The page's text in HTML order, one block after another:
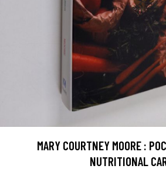
MARY COURTNEY MOORE :
NUTRITIONAL